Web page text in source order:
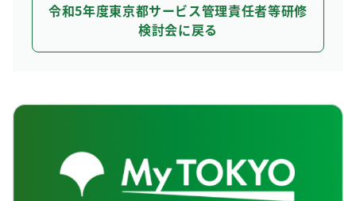
令和5年度東京都サービス管理責任者等研修
検討会に戻る